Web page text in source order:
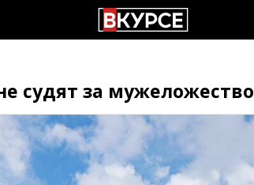
судят за мужеложество